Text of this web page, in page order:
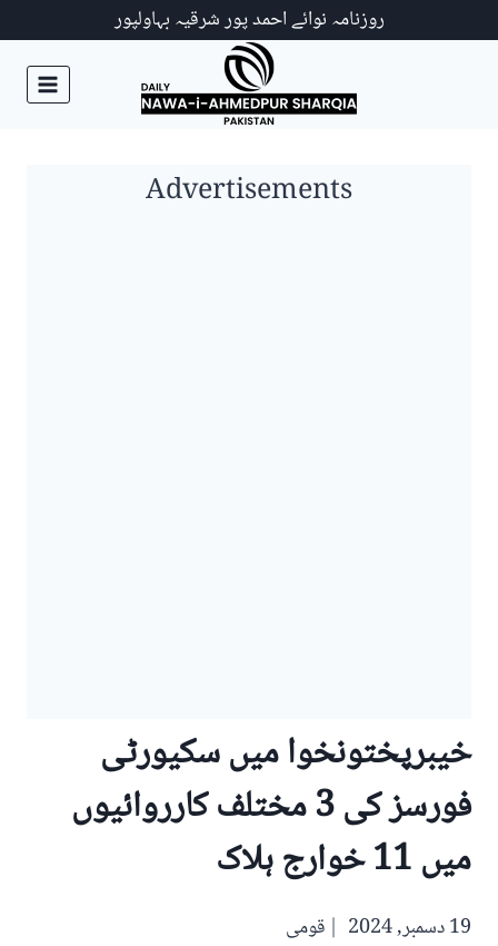
روزنامہ نوائے احمد پور شرقیہ بہاولپور
Advertisements
خیبرپختونخوا میں سکیورٹی
فورسز کی 3 مختلف کارروائیوں
میں 11 خوارج ہلاک
19 دسمبر, 2024 قومی